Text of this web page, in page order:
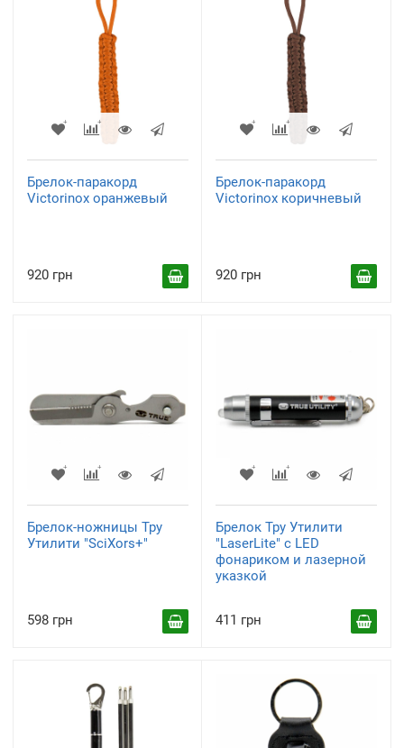
Брелок-паракорд
Victorinox оранжевый
920 грн
Брелок-паракорд
Victorinox коричневый
920 грн
Брелок-ножницы Тру
Утилити "SciXors+"
598 грн
Брелок Тру Утилити
"LaserLite" с LED
фонариком и лазерной
указкой
411 грн